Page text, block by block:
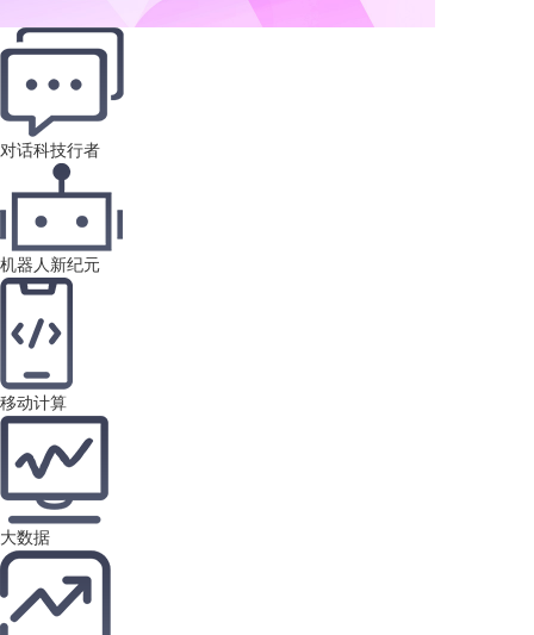
对话科技行者
机器人新纪元
移动计算
大数据